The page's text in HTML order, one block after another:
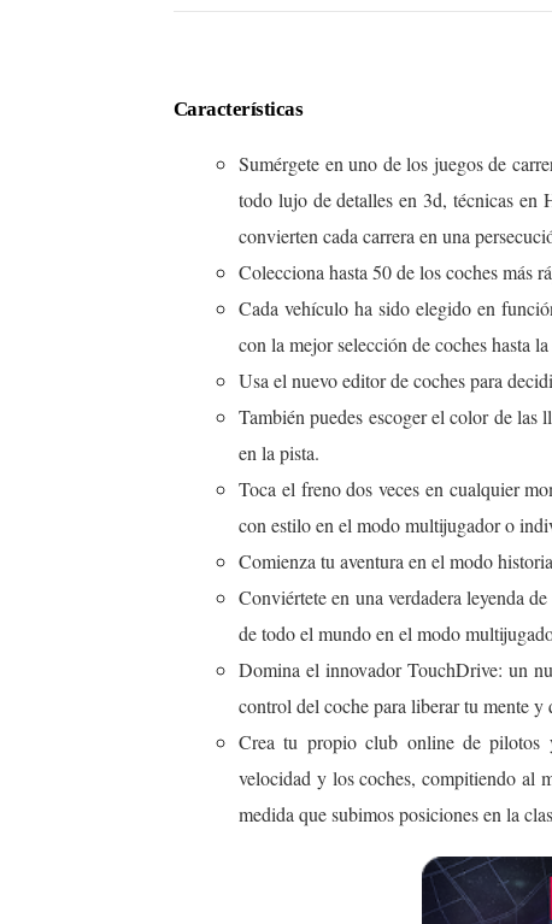
Características
Sumérgete en uno de los juegos de
todo lujo de detalles en 3d, técnicas en
convierten cada carrera en una
Colecciona hasta 50 de los coches más
Cada vehículo ha sido elegido en
con la mejor selección de coches hasta
Usa el nuevo editor de coches para
También puedes escoger el color de las
en la pista.
Toca el freno dos veces en cualquier
con estilo en el modo multijugador o
Comienza tu aventura en el modo
Conviértete en una verdadera leyenda
de todo el mundo en el modo
Domina el innovador TouchDrive: un
control del coche para liberar tu mente
Crea tu propio club online de pilotos
velocidad y los coches, compitiendo al
medida que subimos posiciones en la